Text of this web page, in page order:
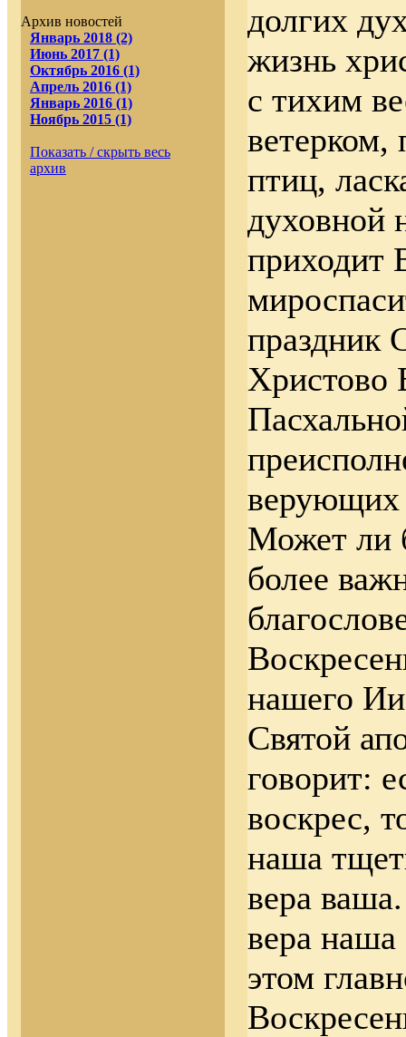
Архив новостей
Январь 2018 (2)
Июнь 2017 (1)
Октябрь 2016 (1)
Апрель 2016 (1)
Январь 2016 (1)
Ноябрь 2015 (1)
Показать / скрыть весь
архив
долгих
жизнь
с тихим
ветерком,
птиц,
духовной
приходит
праздник
Христово
Может ли
более
нашего
Святой
говорит:
воскрес,
наша
вера
вера наша
этом